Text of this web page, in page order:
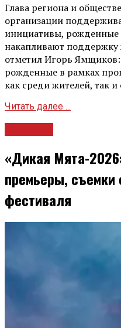
Глава региона и
организации
инициативы, рожденные
накапливают поддержку
отметил Игорь
рожденные в рамках
как среди жителей, так и
Читать далее ...
«Дикая Мята-
премьеры, съемки
фестиваля